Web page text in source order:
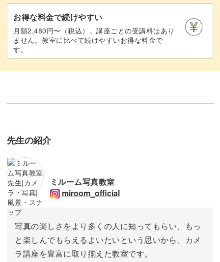
お得な料金で続けやすい
月額2,480円〜（税込）。講座ごとの受講料はあり
ません。教室に比べて続けやすいお得な料金で
す。
先生の紹介
ミルーム写真教室
miroom_official
写真の楽しさをより多くの人に知ってもらい、もっ
と楽しんでもらえるよいたいという思いから、カメ
ラ講座を豊富に取り揃えた教室です。